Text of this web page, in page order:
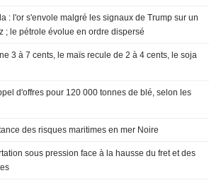
: l'or s'envole malgré les signaux de Trump sur un
; le pétrole évolue en ordre dispersé
3 à 7 cents, le maïs recule de 2 à 4 cents, le soja
d'offres pour 120 000 tonnes de blé, selon les
des risques maritimes en mer Noire
sous pression face à la hausse du fret et des